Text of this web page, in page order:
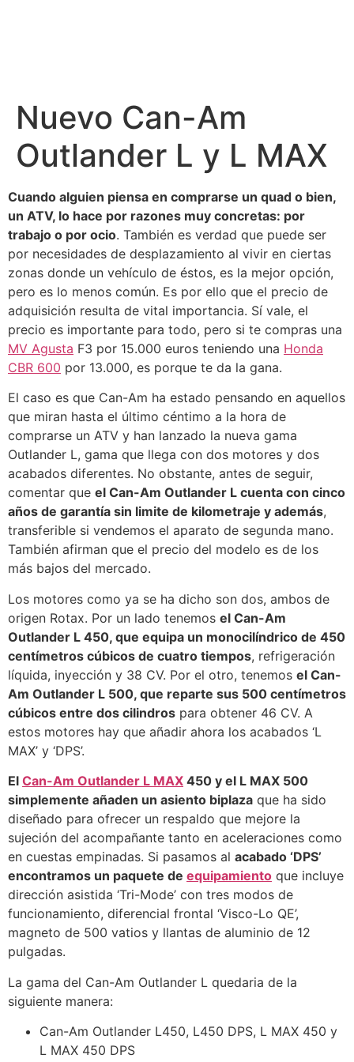
Nuevo Can-Am
Outlander L y L MAX
Cuando alguien piensa en comprarse un quad o bien,
un ATV, lo hace por razones muy concretas: por
trabajo o por ocio. También es verdad que puede ser
por necesidades de desplazamiento al vivir en ciertas
zonas donde un vehículo de éstos, es la mejor opción,
pero es lo menos común. Es por ello que el precio de
adquisición resulta de vital importancia. Sí vale, el
precio es importante para todo, pero si te compras una
MV Agusta F3 por 15.000 euros teniendo una Honda
CBR 600 por 13.000, es porque te da la gana.
El caso es que Can-Am ha estado pensando en aquellos
que miran hasta el último céntimo a la hora de
comprarse un ATV y han lanzado la nueva gama
Outlander L, gama que llega con dos motores y dos
acabados diferentes. No obstante, antes de seguir,
comentar que el Can-Am Outlander L cuenta con cinco
años de garantía sin limite de kilometraje y además,
transferible si vendemos el aparato de segunda mano.
También afirman que el precio del modelo es de los
más bajos del mercado.
Los motores como ya se ha dicho son dos, ambos de
origen Rotax. Por un lado tenemos el Can-Am
Outlander L 450, que equipa un monocilíndrico de 450
centímetros cúbicos de cuatro tiempos, refrigeración
líquida, inyección y 38 CV. Por el otro, tenemos el Can-
Am Outlander L 500, que reparte sus 500 centímetros
cúbicos entre dos cilindros para obtener 46 CV. A
estos motores hay que añadir ahora los acabados ‘L
MAX’ y ‘DPS’.
El Can-Am Outlander L MAX 450 y el L MAX 500
simplemente añaden un asiento biplaza que ha sido
diseñado para ofrecer un respaldo que mejore la
sujeción del acompañante tanto en aceleraciones como
en cuestas empinadas. Si pasamos al acabado ‘DPS’
encontramos un paquete de equipamiento que incluye
dirección asistida ‘Tri-Mode’ con tres modos de
funcionamiento, diferencial frontal ‘Visco-Lo QE’,
magneto de 500 vatios y llantas de aluminio de 12
pulgadas.
La gama del Can-Am Outlander L quedaria de la
siguiente manera:
Can-Am Outlander L450, L450 DPS, L MAX 450 y
L MAX 450 DPS